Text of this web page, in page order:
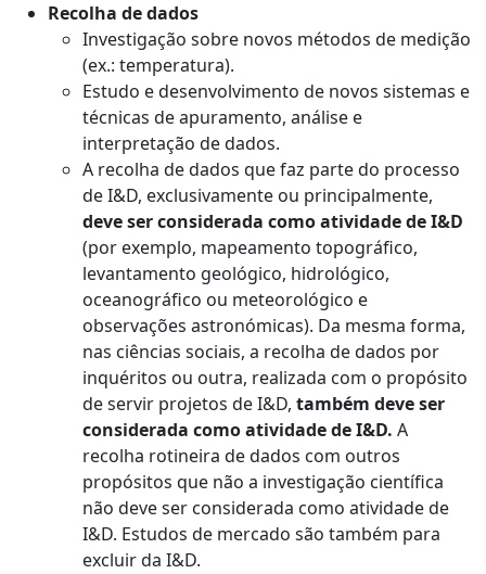
Recolha de dados
Investigação sobre novos métodos de medição
(ex.: temperatura).
Estudo e desenvolvimento de novos sistemas e
técnicas de apuramento, análise e
interpretação de dados.
A recolha de dados que faz parte do processo
de I&D, exclusivamente ou principalmente,
deve ser considerada como atividade de I&D
(por exemplo, mapeamento topográfico,
levantamento geológico, hidrológico,
oceanográfico ou meteorológico e
observações astronómicas). Da mesma forma,
nas ciências sociais, a recolha de dados por
inquéritos ou outra, realizada com o propósito
de servir projetos de I&D, também deve ser
considerada como atividade de I&D. A
recolha rotineira de dados com outros
propósitos que não a investigação científica
não deve ser considerada como atividade de
I&D. Estudos de mercado são também para
excluir da I&D.